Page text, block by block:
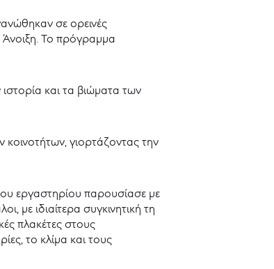
σε ορεινές
Το πρόγραμμα
και τα βιώματα των
γιορτάζοντας την
εργαστηρίου παρουσίασε με
με ιδιαίτερα συγκινητική τη
πλακέτες στους
το κλίμα και τους